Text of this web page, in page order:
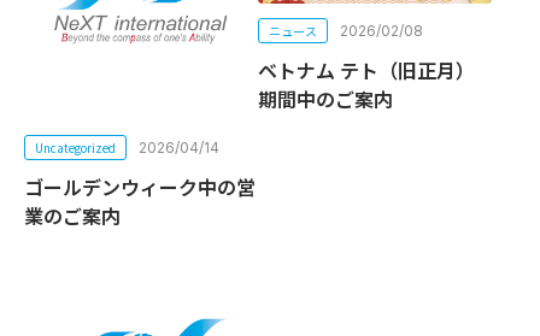
Uncategorized 2026/04/14
ゴールデンウィーク中の営
業のご案内
ニュース 2026/02/08
ベトナム テト（旧正月）
期間中のご案内